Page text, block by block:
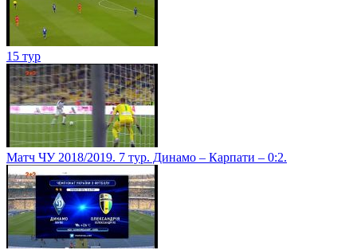
15 тур
Матч ЧУ 2018/2019. 7 тур. Динамо – Карпати – 0:2.